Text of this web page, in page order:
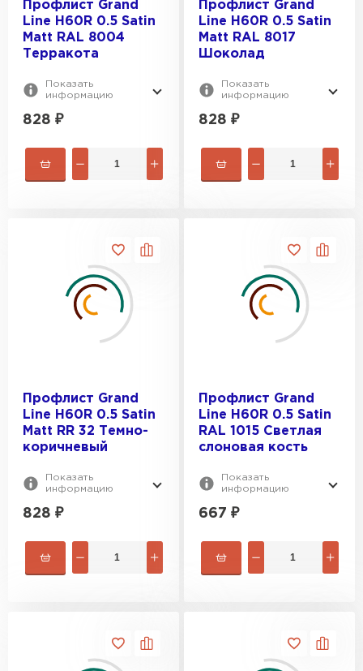
Профлист Grand
Line H60R 0.5 Satin
Matt RAL 8004
Терракота
Показать
информацию
828 ₽
Профлист Grand
Line H60R 0.5 Satin
Matt RAL 8017
Шоколад
Показать
информацию
828 ₽
Профлист Grand
Line H60R 0.5 Satin
Matt RR 32 Темно-
коричневый
Показать
информацию
828 ₽
Профлист Grand
Line H60R 0.5 Satin
RAL 1015 Светлая
слоновая кость
Показать
информацию
667 ₽